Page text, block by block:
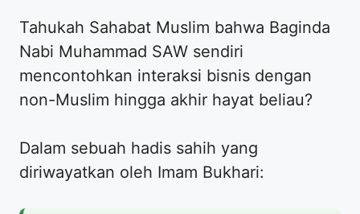
​Tahukah Sahabat Muslim bahwa Baginda
Nabi Muhammad SAW sendiri
mencontohkan interaksi bisnis dengan
non-Muslim hingga akhir hayat beliau?
​Dalam sebuah hadis sahih yang
diriwayatkan oleh Imam Bukhari: